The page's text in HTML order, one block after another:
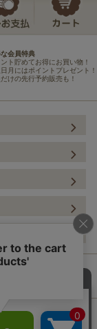
な会員特典
ト貯めてお得にお買い物！
月にはポイントプレゼント！
けの先行予約販売も！